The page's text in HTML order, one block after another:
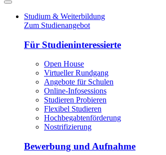
Studium & Weiterbildung
Zum Studienangebot
Für Studieninteressierte
Open House
Virtueller Rundgang
Angebote für Schulen
Online-Infosessions
Studieren Probieren
Flexibel Studieren
Hochbegabtenförderung
Nostrifizierung
Bewerbung und Aufnahme